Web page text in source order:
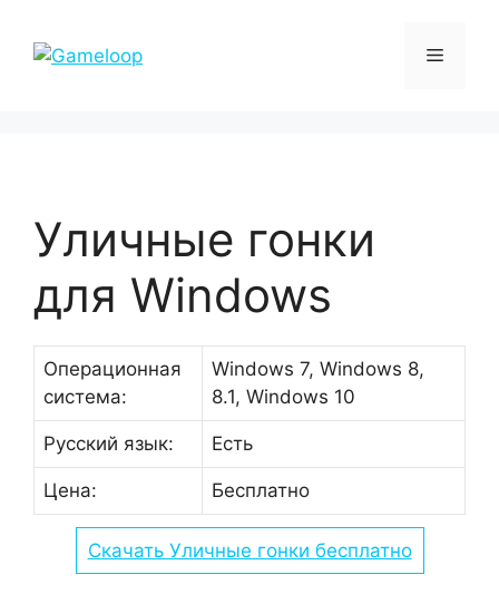
содержимому
Меню
Уличные гонки
для Windows
Операционная
система:
Windows 7, Windows 8,
8.1, Windows 10
Русский язык: Есть
Цена: Бесплатно
Скачать Уличные гонки бесплатно